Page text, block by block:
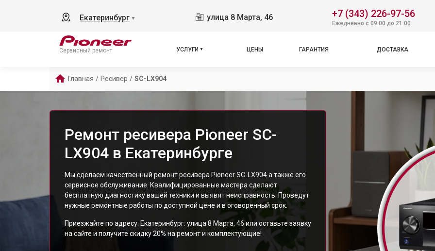
Екатеринбург ▼ улица 8 Марта, 46 +7 (343) 226-97-56
Ежедневно с 09:00 до 21:00
Сервисный ремонт УСЛУГИ ЦЕНЫ ГАРАНТИЯ ДОСТАВКА
Главная / Ресивер / SC-LX904
Ремонт ресивера Pioneer SC-
LX904 в Екатеринбурге
Мы сделаем качественный ремонт ресивера Pioneer SC-LX904 а также его
сервисное обслуживание. Квалифицированные мастера сделают
бесплатную диагностику вашей техники и выявят неисправность. Проведут
нужные ремонтные работы по доступной цене и в оговоренный срок.
Приезжайте по адресу: Екатеринбург: улица 8 Марта, 46 или оставьте заявку
на сайте и получите скидку 20% на ремонт и комплектующие!